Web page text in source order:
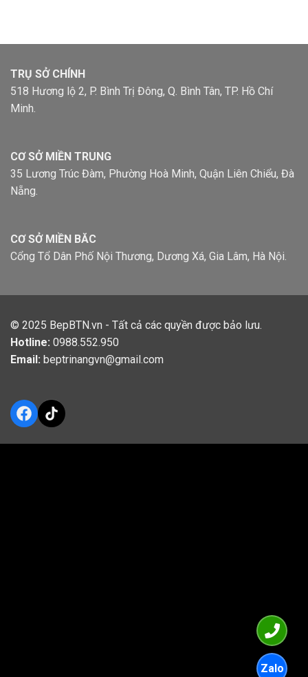
TRỤ SỞ CHÍNH
518 Hương lộ 2, P. Bình Trị Đông, Q. Bình Tân, TP. Hồ Chí
Minh.
CƠ SỞ MIỀN TRUNG
35 Lương Trúc Đàm, Phường Hoà Minh, Quận Liên Chiểu, Đà
Nẵng.
CƠ SỞ MIỀN BĂC
Cổng Tổ Dân Phố Nội Thương, Dương Xá, Gia Lâm, Hà Nội.
© 2025 BepBTN.vn - Tất cả các quyền được bảo lưu.
Hotline: 0988.552.950
Email: beptrinangvn@gmail.com
Facebook
TikTok
Zalo